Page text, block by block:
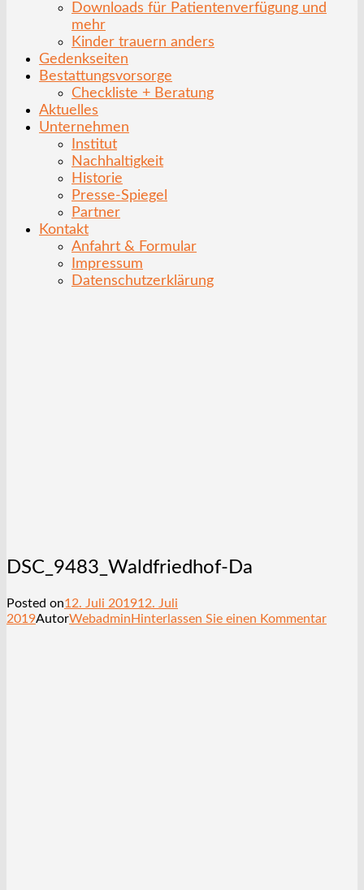
Downloads für Patientenverfügung und
mehr
Kinder trauern anders
Gedenkseiten
Bestattungsvorsorge
Checkliste + Beratung
Aktuelles
Unternehmen
Institut
Nachhaltigkeit
Historie
Presse-Spiegel
Partner
Kontakt
Anfahrt & Formular
Impressum
Datenschutzerklärung
DSC_9483_Waldfriedhof-Da
Posted on12. Juli 201912. Juli
2019AutorWebadmin Hinterlassen Sie einen Kommentar